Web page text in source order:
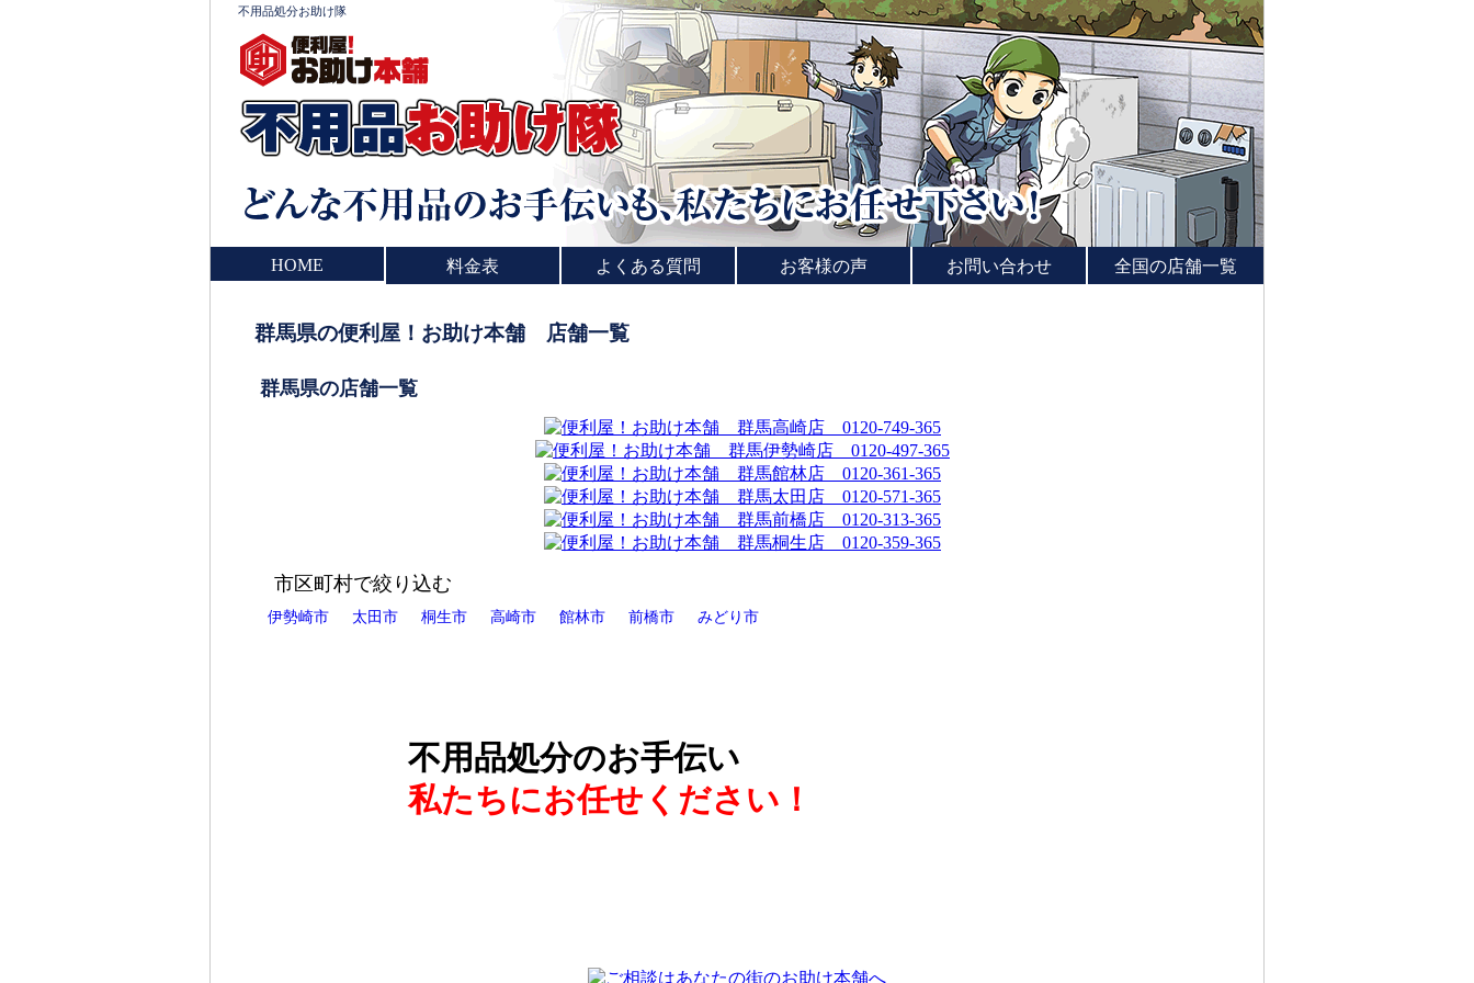
不用品処分お助け隊
HOME 料金表 よくある質問 お客様の声 お問い合わせ 全国の店舗一覧
群馬県の便利屋！お助け本舗 店舗一覧
群馬県の店舗一覧
市区町村で絞り込む
伊勢崎市 太田市 桐生市 高崎市 館林市 前橋市 みどり市
不用品処分のお手伝い
私たちにお任せください！